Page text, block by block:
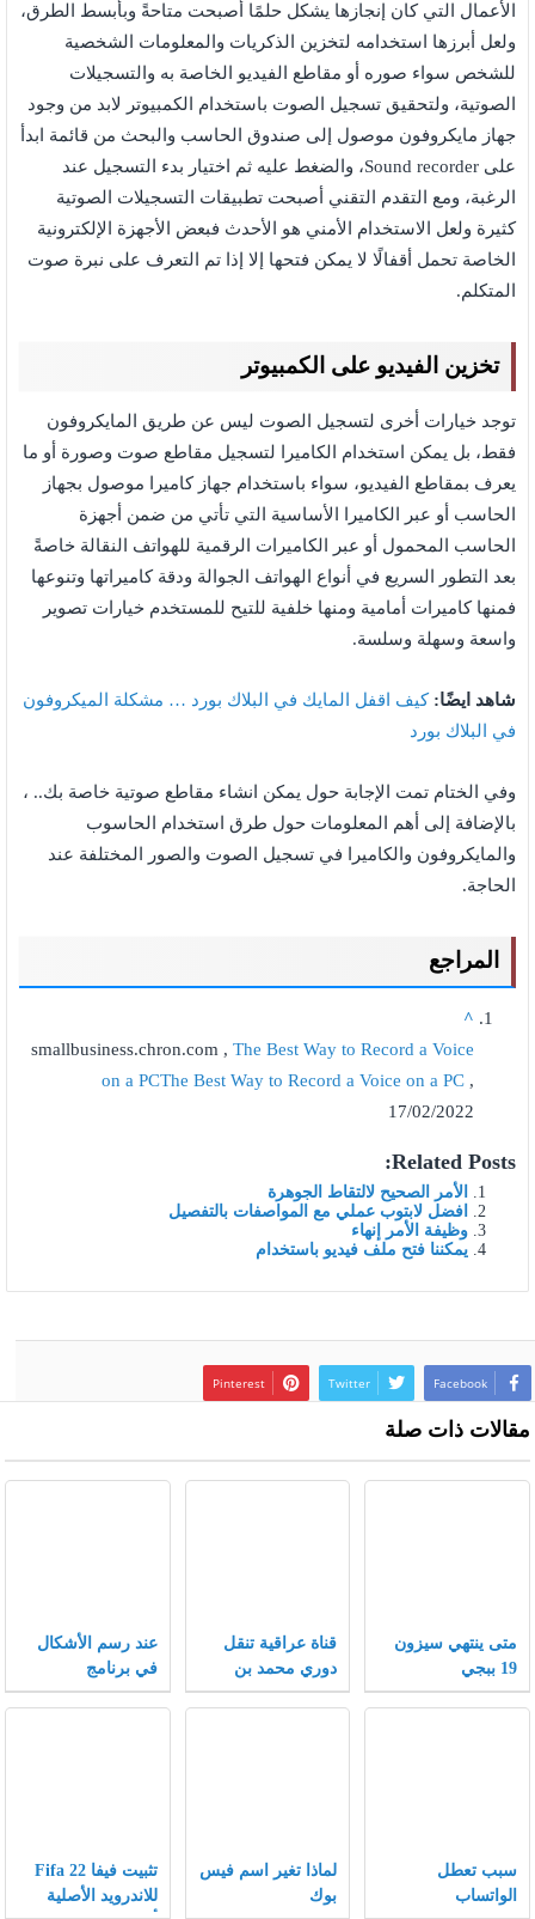
الأعمال التي كان إنجازها يشكل حلمًا أصبحت متاحةً وبأبسط الطرق،
ولعل أبرزها استخدامه لتخزين الذكريات والمعلومات الشخصية
للشخص سواء صوره أو مقاطع الفيديو الخاصة به والتسجيلات
الصوتية، ولتحقيق تسجيل الصوت باستخدام الكمبيوتر لابد من وجود
جهاز مايكروفون موصول إلى صندوق الحاسب والبحث من قائمة ابدأ
على Sound recorder، والضغط عليه ثم اختيار بدء التسجيل عند
الرغبة، ومع التقدم التقني أصبحت تطبيقات التسجيلات الصوتية
كثيرة ولعل الاستخدام الأمني هو الأحدث فبعض الأجهزة الإلكترونية
الخاصة تحمل أقفالًا لا يمكن فتحها إلا إذا تم التعرف على نبرة صوت
المتكلم.
تخزين الفيديو على الكمبيوتر
توجد خيارات أخرى لتسجيل الصوت ليس عن طريق المايكروفون
فقط، بل يمكن استخدام الكاميرا لتسجيل مقاطع صوت وصورة أو ما
يعرف بمقاطع الفيديو، سواء باستخدام جهاز كاميرا موصول بجهاز
الحاسب أو عبر الكاميرا الأساسية التي تأتي من ضمن أجهزة
الحاسب المحمول أو عبر الكاميرات الرقمية للهواتف النقالة خاصةً
بعد التطور السريع في أنواع الهواتف الجوالة ودقة كاميراتها وتنوعها
فمنها كاميرات أمامية ومنها خلفية للتيح للمستخدم خيارات تصوير
واسعة وسهلة وسلسة.
شاهد ايضًا: كيف اقفل المايك في البلاك بورد … مشكلة الميكروفون
في البلاك بورد
وفي الختام تمت الإجابة حول يمكن انشاء مقاطع صوتية خاصة بك.. ،
بالإضافة إلى أهم المعلومات حول طرق استخدام الحاسوب
والمايكروفون والكاميرا في تسجيل الصوت والصور المختلفة عند
الحاجة.
المراجع
^
smallbusiness.chron.com , The Best Way to Record a Voice
on a PCThe Best Way to Record a Voice on a PC ,
17/02/2022
Related Posts:
الأمر الصحيح لالتقاط الجوهرة
افضل لابتوب عملي مع المواصفات بالتفصيل
وظيفة الأمر إنهاء
يمكننا فتح ملف فيديو باستخدام
Facebook
Twitter
Pinterest
مقالات ذات صلة
متى ينتهي سيزون
19 ببجي
قناة عراقية تنقل
دوري محمد بن
سلمان 2021
عند رسم الأشكال
في برنامج
الإنكسكيب يمكن
سبب تعطل
الواتساب
لماذا تغير اسم فيس
بوك
تثبيت فيفا Fifa 22
للاندرويد الأصلية